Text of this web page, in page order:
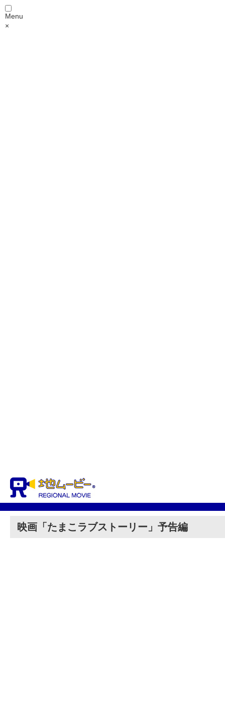
Menu
×
映画「たまこラブストーリー」予告編